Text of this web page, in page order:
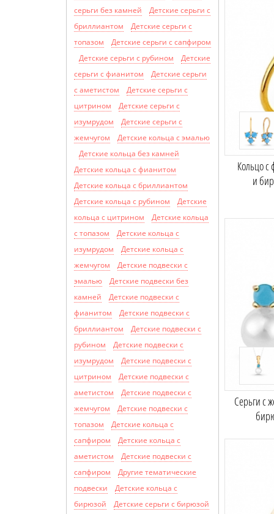
серьги без камней
Детские серьги с
бриллиантом
Детские серьги с
топазом
Детские серьги с сапфиром
Детские серьги с рубином
Детские
серьги с фианитом
Детские серьги
с аметистом
Детские серьги с
цитрином
Детские серьги с
изумрудом
Детские серьги с
жемчугом
Детские кольца с эмалью
Детские кольца без камней
Детские кольца с фианитом
Детские кольца с бриллиантом
Детские кольца с рубином
Детские
кольца с цитрином
Детские кольца
с топазом
Детские кольца с
изумрудом
Детские кольца с
жемчугом
Детские подвески с
эмалью
Детские подвески без
камней
Детские подвески с
фианитом
Детские подвески с
бриллиантом
Детские подвески с
рубином
Детские подвески с
изумрудом
Детские подвески с
цитрином
Детские подвески с
аметистом
Детские подвески с
жемчугом
Детские подвески с
топазом
Детские кольца с
сапфиром
Детские кольца с
аметистом
Детские подвески с
сапфиром
Другие тематические
подвески
Детские кольца с
бирюзой
Детские серьги с бирюзой
Кольцо с
и
Серьги с